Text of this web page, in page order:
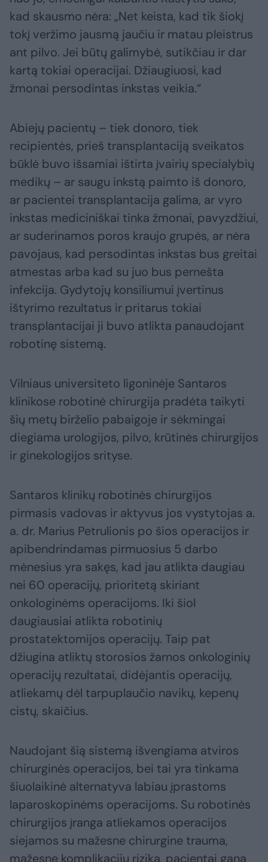
kad skausmo nėra: „Net keista, kad tik šiokį
tokį veržimo jausmą jaučiu ir matau pleistrus
ant pilvo. Jei būtų galimybė, sutikčiau ir dar
kartą tokiai operacijai. Džiaugiuosi, kad
žmonai persodintas inkstas veikia.“
Abiejų pacientų – tiek donoro, tiek
recipientės, prieš transplantaciją sveikatos
būklė buvo išsamiai ištirta įvairių specialybių
medikų – ar saugu inkstą paimto iš donoro,
ar pacientei transplantacija galima, ar vyro
inkstas mediciniškai tinka žmonai, pavyzdžiui,
ar suderinamos poros kraujo grupės, ar nėra
pavojaus, kad persodintas inkstas bus greitai
atmestas arba kad su juo bus pernešta
infekcija. Gydytojų konsiliumui įvertinus
ištyrimo rezultatus ir pritarus tokiai
transplantacijai ji buvo atlikta panaudojant
robotinę sistemą.
Vilniaus universiteto ligoninėje Santaros
klinikose robotinė chirurgija pradėta taikyti
šių metų birželio pabaigoje ir sėkmingai
diegiama urologijos, pilvo, krūtinės chirurgijos
ir ginekologijos srityse.
Santaros klinikų robotinės chirurgijos
pirmasis vadovas ir aktyvus jos vystytojas a.
a. dr. Marius Petrulionis po šios operacijos ir
apibendrindamas pirmuosius 5 darbo
mėnesius yra sakęs, kad jau atlikta daugiau
nei 60 operacijų, prioritetą skiriant
onkologinėms operacijoms. Iki šiol
daugiausiai atlikta robotinių
prostatektomijos operacijų. Taip pat
džiugina atliktų storosios žarnos onkologinių
operacijų rezultatai, didėjantis operacijų,
atliekamų dėl tarpuplaučio navikų, kepenų
cistų, skaičius.
Naudojant šią sistemą išvengiama atviros
chirurginės operacijos, bei tai yra tinkama
šiuolaikinė alternatyva labiau įprastoms
laparoskopinėms operacijoms. Su robotinės
chirurgijos įranga atliekamos operacijos
siejamos su mažesne chirurgine trauma,
mažesne komplikacijų rizika, pacientai gana